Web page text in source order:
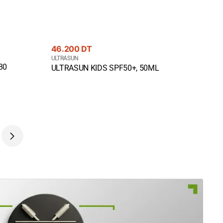
Prix
courant
46.200 DT
Fournisseur
:
ULTRASUN
ULTRASUN KIDS SPF50+, 50ML
Quick View